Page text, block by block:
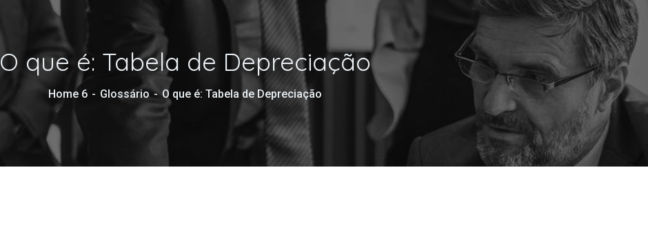
O que é: Tabela de Depreciação
Home 6 Glossário O que é: Tabela de Depreciação